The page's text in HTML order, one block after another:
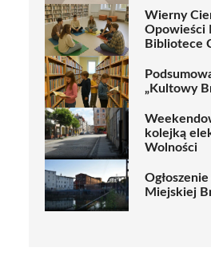
Wierny
Opowieści
Bibliotece
„Kultowy
kolejką
Wolności
Miejskiej